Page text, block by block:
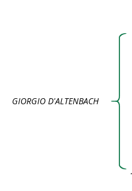
GIORGIO D'ALTENBACH